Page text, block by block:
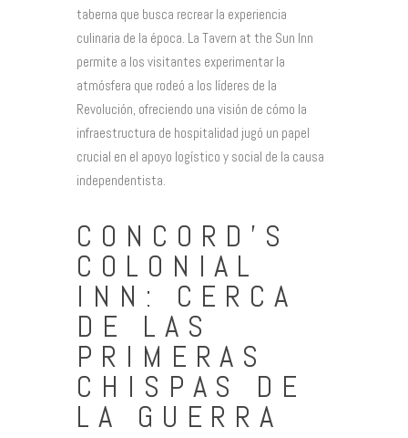
taberna que busca recrear la experiencia
culinaria de la época. La Tavern at the Sun Inn
permite a los visitantes experimentar la
atmósfera que rodeó a los líderes de la
Revolución, ofreciendo una visión de cómo la
infraestructura de hospitalidad jugó un papel
crucial en el apoyo logístico y social de la causa
independentista.
CONCORD’S
COLONIAL
INN: CERCA
DE LAS
PRIMERAS
CHISPAS DE
LA GUERRA